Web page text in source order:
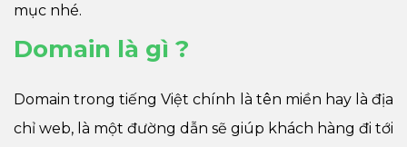
mục nhé.
Domain là gì ?
Domain trong tiếng Việt chính là tên miền hay là địa
chỉ web, là một đường dẫn sẽ giúp khách hàng đi tới